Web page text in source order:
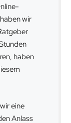
wir
haben
eine
Anlass